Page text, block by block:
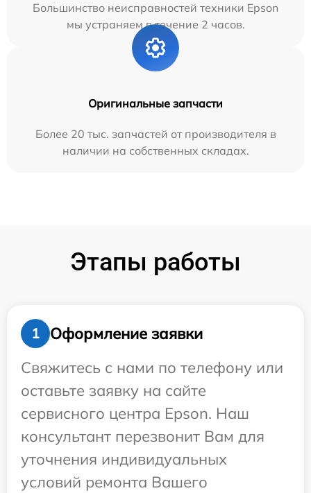
Большинство неисправностей техники Epson
мы устраняем в течение 2 часов.
Оригинальные запчасти
Более 20 тыс. запчастей от производителя в
наличии на собственных складах.
Этапы работы
1
Оформление заявки
Свяжитесь с нами по телефону или
оставьте заявку на сайте
сервисного центра Epson. Наш
консультант перезвонит Вам для
уточнения индивидуальных
условий ремонта Вашего